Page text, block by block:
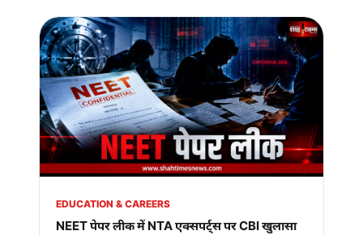
EDUCATION & CAREERS
NEET पेपर लीक में NTA एक्सपर्ट्स पर CBI खुलासा